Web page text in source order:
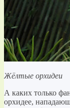
Жёлтые орхидеи
А каких только
орхидее,